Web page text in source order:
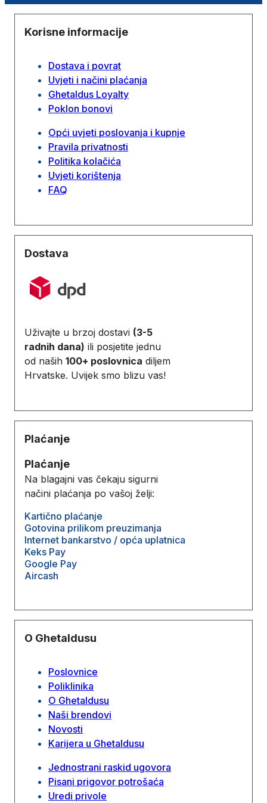
Korisne informacije
Dostava i povrat
Uvjeti i načini plaćanja
Ghetaldus Loyalty
Poklon bonovi
Opći uvjeti poslovanja i kupnje
Pravila privatnosti
Politika kolačića
Uvjeti korištenja
FAQ
Dostava
Uživajte u brzoj dostavi (3-5
radnih dana) ili posjetite jednu
od naših 100+ poslovnica diljem
Hrvatske. Uvijek smo blizu vas!
Plaćanje
Plaćanje
Na blagajni vas čekaju sigurni
načini plaćanja po vašoj želji:
Kartično plaćanje
Gotovina prilikom preuzimanja
Internet bankarstvo / opća uplatnica
Keks Pay
Google Pay
Aircash
O Ghetaldusu
Poslovnice
Poliklinika
O Ghetaldusu
Naši brendovi
Novosti
Karijera u Ghetaldusu
Jednostrani raskid ugovora
Pisani prigovor potrošaća
Uredi privole